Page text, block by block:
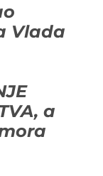
Vlada
a